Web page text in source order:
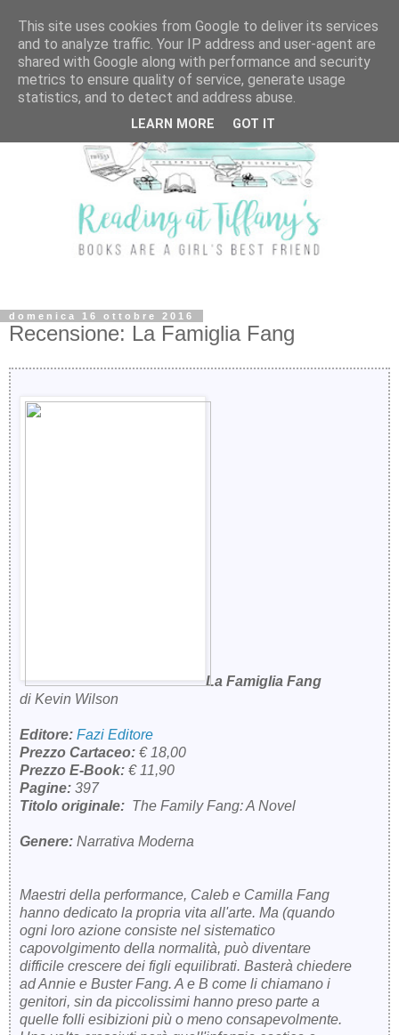
domenica 16 ottobre 2016
Recensione: La Famiglia Fang
La Famiglia Fang
di Kevin Wilson
Editore: Fazi Editore
Prezzo Cartaceo: € 18,00
Prezzo E-Book: € 11,90
Pagine: 397
Titolo originale: The Family Fang: A Novel
Genere: Narrativa Moderna
Maestri della performance, Caleb e Camilla Fang
hanno dedicato la propria vita all'arte. Ma (quando
ogni loro azione consiste nel sistematico
capovolgimento della normalità, può diventare
difficile crescere dei figli equilibrati. Basterà chiedere
ad Annie e Buster Fang. A e B come li chiamano i
genitori, sin da piccolissimi hanno preso parte a
quelle folli esibizioni più o meno consapevolmente.
This site uses cookies from Google to deliver its services
and to analyze traffic. Your IP address and user-agent are
shared with Google along with performance and security
metrics to ensure quality of service, generate usage
statistics, and to detect and address abuse.
LEARN MORE GOT IT